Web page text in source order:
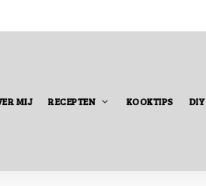
MIJ RECEPTEN KOOKTIPS DIY